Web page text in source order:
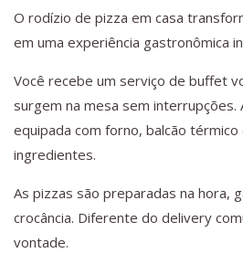
O rodízio de pizza em casa
em uma experiência gastronômica
Você recebe um serviço de buffet
surgem na mesa sem interrupções.
equipada com forno, balcão
ingredientes.
As pizzas são preparadas na hora,
crocância. Diferente do delivery
vontade.